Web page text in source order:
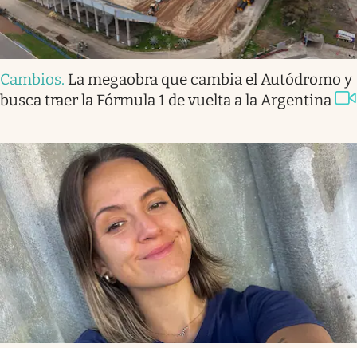
Cambios. La megaobra que cambia el Autódromo y
busca traer la Fórmula 1 de vuelta a la Argentina